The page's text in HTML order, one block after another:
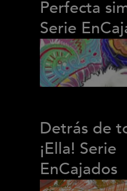
Perfecta
Serie
Detrás de
¡Ella! Serie
EnCajados